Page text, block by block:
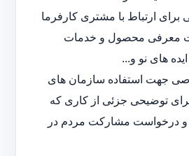
برای ارتباط با مشتری کارفرما
معرفی محصول و خدمات
های نو و...
جهت استفاده سازمان های
توضیحی جزئی از کاری که
و درخواست مشارکت مردم در